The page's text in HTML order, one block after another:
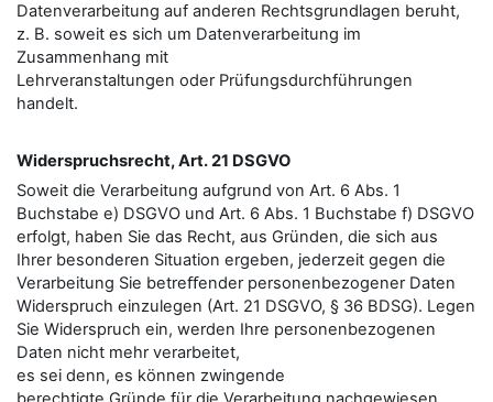
Datenverarbeitung auf anderen Rechtsgrundlagen beruht,
z. B. soweit es sich um Datenverarbeitung im
Zusammenhang mit
Lehrveranstaltungen oder Prüfungsdurchführungen
handelt.
Widerspruchsrecht, Art. 21 DSGVO
Soweit die Verarbeitung aufgrund von Art. 6 Abs. 1
Buchstabe e) DSGVO und Art. 6 Abs. 1 Buchstabe f) DSGVO
erfolgt, haben Sie das Recht, aus Gründen, die sich aus
Ihrer besonderen Situation ergeben, jederzeit gegen die
Verarbeitung Sie betreﬀender personenbezogener Daten
Widerspruch einzulegen (Art. 21 DSGVO, § 36 BDSG). Legen
Sie Widerspruch ein, werden Ihre personenbezogenen
Daten nicht mehr verarbeitet,
es sei denn, es können zwingende